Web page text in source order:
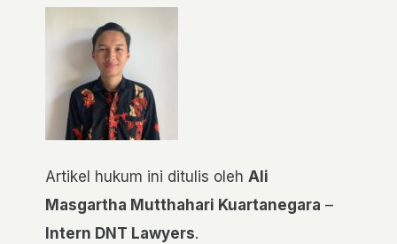
Artikel hukum ini ditulis oleh Ali
Masgartha Mutthahari Kuartanegara –
Intern DNT Lawyers.